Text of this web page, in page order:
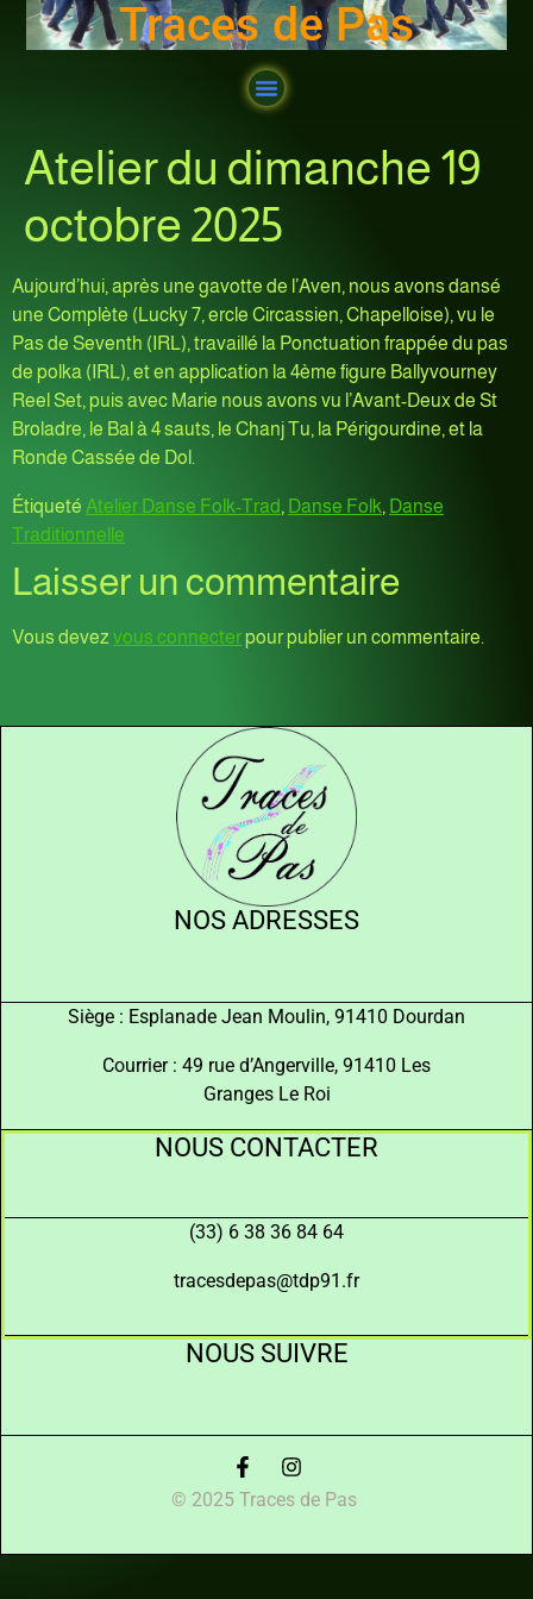
Traces de Pas
Atelier du dimanche 19
octobre 2025
Aujourd’hui, après une gavotte de l’Aven, nous avons dansé
une Complète (Lucky 7, ercle Circassien, Chapelloise), vu le
Pas de Seventh (IRL), travaillé la Ponctuation frappée du pas
de polka (IRL), et en application la 4ème figure Ballyvourney
Reel Set, puis avec Marie nous avons vu l’Avant-Deux de St
Broladre, le Bal à 4 sauts, le Chanj Tu, la Périgourdine, et la
Ronde Cassée de Dol.
Étiqueté Atelier Danse Folk-Trad, Danse Folk, Danse
Traditionnelle
Laisser un commentaire
Vous devez vous connecterpour publier un commentaire.
NOS ADRESSES
Siège : Esplanade Jean Moulin, 91410 Dourdan
Courrier : 49 rue d’Angerville, 91410 Les
Granges Le Roi
NOUS CONTACTER
(33) 6 38 36 84 64
tracesdepas@tdp91.fr
NOUS SUIVRE
© 2025 Traces de Pas